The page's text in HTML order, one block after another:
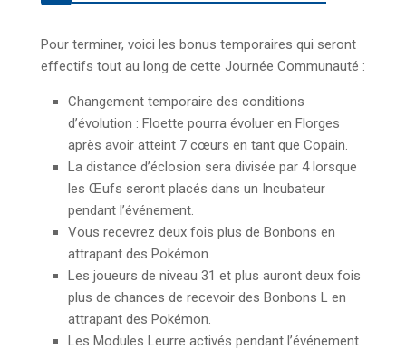
Pour terminer, voici les bonus temporaires qui seront
effectifs tout au long de cette Journée Communauté :
Changement temporaire des conditions
d’évolution : Floette pourra évoluer en Florges
après avoir atteint 7 cœurs en tant que Copain.
La distance d’éclosion sera divisée par 4 lorsque
les Œufs seront placés dans un Incubateur
pendant l’événement.
Vous recevrez deux fois plus de Bonbons en
attrapant des Pokémon.
Les joueurs de niveau 31 et plus auront deux fois
plus de chances de recevoir des Bonbons L en
attrapant des Pokémon.
Les Modules Leurre activés pendant l’événement